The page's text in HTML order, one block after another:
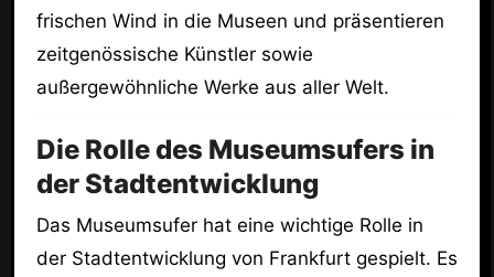
frischen Wind in die Museen und präsentieren
zeitgenössische Künstler sowie
außergewöhnliche Werke aus aller Welt.
Die Rolle des Museumsufers in
der Stadtentwicklung
Das Museumsufer hat eine wichtige Rolle in
der Stadtentwicklung von Frankfurt gespielt. Es